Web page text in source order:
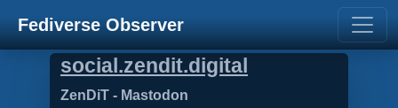
Fediverse Observer
social.zendit.digital
ZenDiT - Mastodon